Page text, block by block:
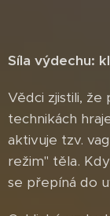
Síla výdechu:
Vědci zjistili,
technikách
aktivuje tzv.
režim" těla.
se přepíná do